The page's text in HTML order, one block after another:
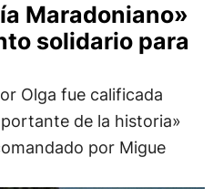
Maradoniano»
solidario para
Olga fue calificada
de la historia»
por Migue